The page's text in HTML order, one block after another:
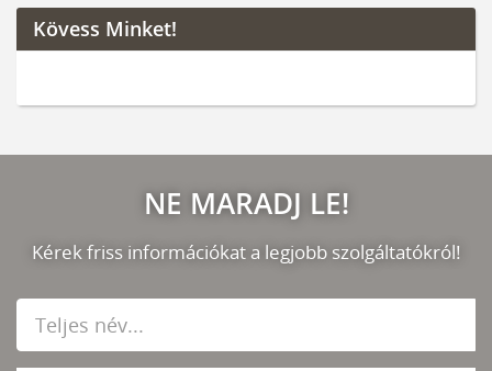
Kövess Minket!
NE MARADJ LE!
Kérek friss információkat a legjobb szolgáltatókról!